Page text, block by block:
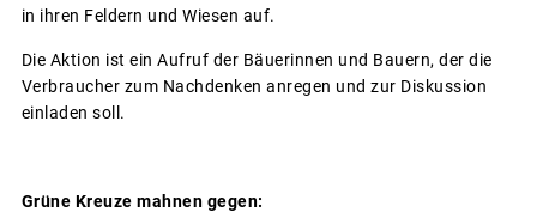
in ihren Feldern und Wiesen auf.
Die Aktion ist ein Aufruf der Bäuerinnen und Bauern, der die
Verbraucher zum Nachdenken anregen und zur Diskussion
einladen soll.
Grüne Kreuze mahnen gegen: